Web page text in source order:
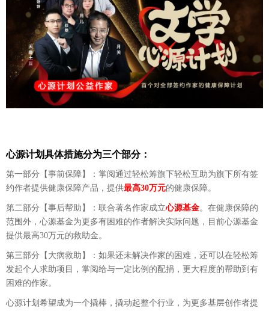
心源计划具体措施分为三个部分：
第一部分【事前保障】：掌阅通过轻松筹旗下轻松互助为旗下所有签
约作者提供健康保障产品，提供最高30万元的健康保障。
第二部分【事后帮助】：联合著名作家成立心源基金。在健康保障的
范围外，心源基金为更多有困难的作者解决实际问题，目前心源基金
提供最高30万元的救助金。
第三部分【大病救助】：如果还未解决作家的困难，还可以在轻松筹
发起个人求助项目，掌阅给与一定比例的配捐，更大程度的帮助到有
困难的作家。
心源计划希望成为一个撬棒，撬动起整个行业，为更多基层创作者提